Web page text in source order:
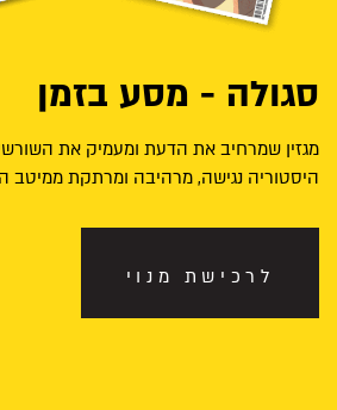
סגולה - מסע בזמן
מגזין שמרחיב את הדעת ומעמיק את
היסטוריה נגישה, מרהיבה ומרתקת ממיטב
לרכישת מנוי